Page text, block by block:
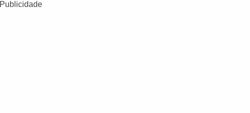
Publicidade